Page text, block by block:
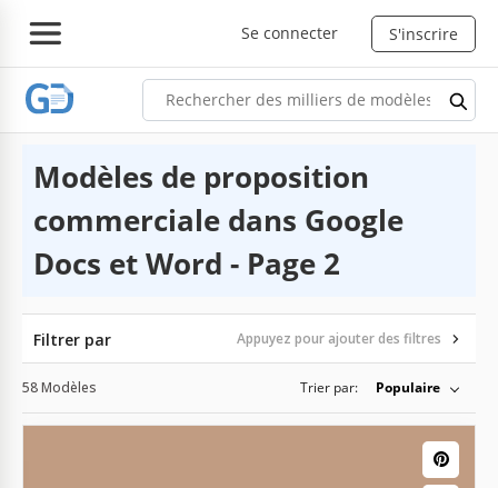
Se connecter S'inscrire
Modèles de proposition
commerciale dans Google
Docs et Word - Page 2
Filtrer par Appuyez pour ajouter des filtres
58 Modèles Trier par: Populaire